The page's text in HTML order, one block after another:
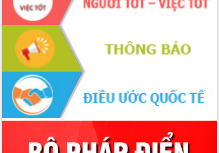
Bệnh án điện tử thúc đẩy chuyển đổi
số y tế tại Đắk Lắk
Chuyển đổi số thư viện: Mở rộng
không gian tri thức trong thời đại số
Đánh giá, rút kinh nghiệm công tác tổ
chức diễn tập trước ngày bầu cử
Chương trình “Gặp gỡ hữu nghị –
Friendship Meeting New Year 2026”
Bầu cử Quốc hội và HĐND: Cử tri Đắk
Lắk gửi gắm niềm tin, kỳ vọng vào lá
phiếu
Đắk Lắk sẵn sàng các điều kiện cho
Ngày hội bầu cử đại biểu Quốc hội
khóa XVI và HĐND các cấp nhiệm kỳ